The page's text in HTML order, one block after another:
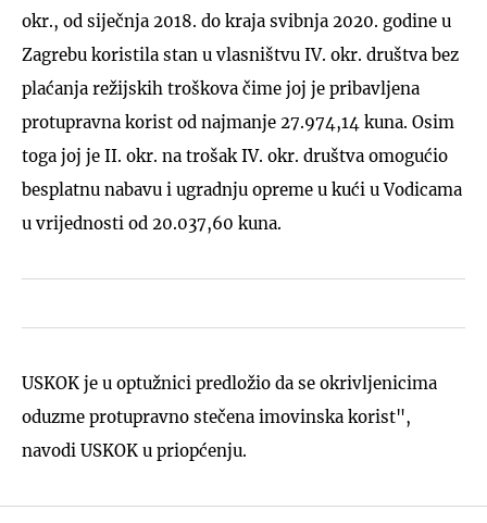
okr., od siječnja 2018. do kraja svibnja 2020. godine u
Zagrebu koristila stan u vlasništvu IV. okr. društva bez
plaćanja režijskih troškova čime joj je pribavljena
protupravna korist od najmanje 27.974,14 kuna. Osim
toga joj je II. okr. na trošak IV. okr. društva omogućio
besplatnu nabavu i ugradnju opreme u kući u Vodicama
u vrijednosti od 20.037,60 kuna.
USKOK je u optužnici predložio da se okrivljenicima
oduzme protupravno stečena imovinska korist",
navodi USKOK u priopćenju.